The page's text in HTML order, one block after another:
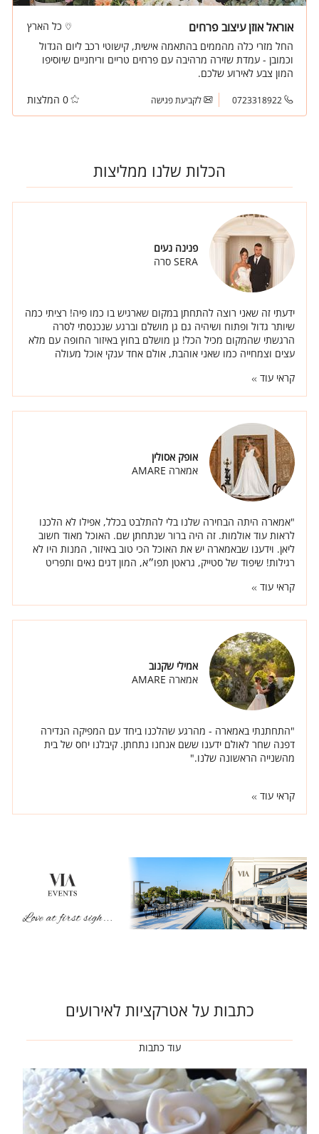
אוראל אוזן עיצוב פרחים
כל הארץ
החל מזרי כלה מהממים בהתאמה אישית, קישוטי רכב ליום הגדול
וכמובן - עמדת שזירה מרהיבה עם פרחים טריים וריחניים שיוסיפו
המון צבע לאירוע שלכם.
0723318922 לקביעת פגישה 0 המלצות
הכלות שלנו ממליצות
פנינה נעים
SERA סרה
ידעתי זה שאני רוצה להתחתן במקום שארגיש בו כמו פיה! רציתי כמה
שיותר גדול ופתוח ושיהיה גם גן מושלם וברגע שנכנסתי לסרה
הרגשתי שהמקום מכיל הכל! גן מושלם בחוץ באיזור החופה עם מלא
עצים וצמחייה כמו שאני אוהבת, אולם אחד ענקי אוכל מעולה
קראי עוד
אופק אסולין
אמארה AMARE
"אמארה היתה הבחירה שלנו בלי להתלבט בכלל, אפילו לא הלכנו
לראות עוד אולמות. זה היה ברור שנתחתן שם. האוכל מאוד חשוב
ליאן. וידענו שבאמארה יש את האוכל הכי טוב באיזור, המנות היו לא
רגילות! שיפוד של סטייק, גראטן תפו״א, המון דגים נאים ותפריט
קראי עוד
אמילי שקנוב
אמארה AMARE
"התחתנתי באמארה - מהרגע שהלכנו ביחד עם המפיקה הנדירה
דפנה שחר לאולם ידענו ששם אנחנו נתחתן. קיבלנו יחס של בית
מהשנייה הראשונה שלנו."
קראי עוד
כתבות על אטרקציות לאירועים
עוד כתבות